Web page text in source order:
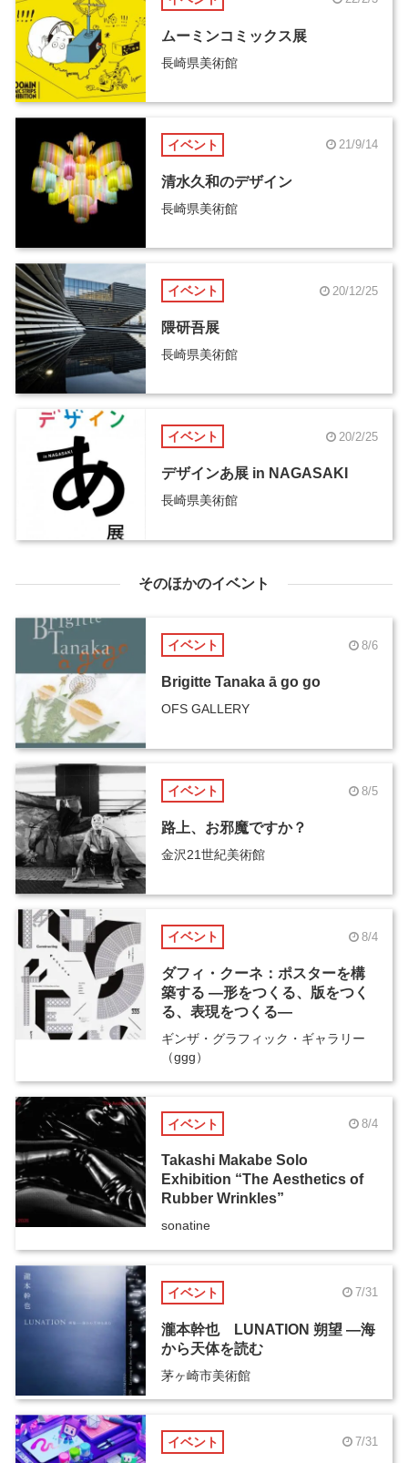
ムーミンコミックス展
長崎県美術館
イベント 21/9/14
清水久和のデザイン
長崎県美術館
イベント 20/12/25
隈研吾展
長崎県美術館
イベント 20/2/25
デザインあ展 in NAGASAKI
長崎県美術館
そのほかのイベント
イベント 8/6
Brigitte Tanaka ā go go
OFS GALLERY
イベント 8/5
路上、お邪魔ですか？
金沢21世紀美術館
イベント 8/4
ダフィ・クーネ：ポスターを構
築する ―形をつくる、版をつく
る、表現をつくる―
ギンザ・グラフィック・ギャラリー
（ggg）
イベント 8/4
Takashi Makabe Solo
Exhibition “The Aesthetics of
Rubber Wrinkles”
sonatine
イベント 7/31
瀧本幹也 LUNATION 朔望 ―海
から天体を読む
茅ヶ崎市美術館
イベント 7/31